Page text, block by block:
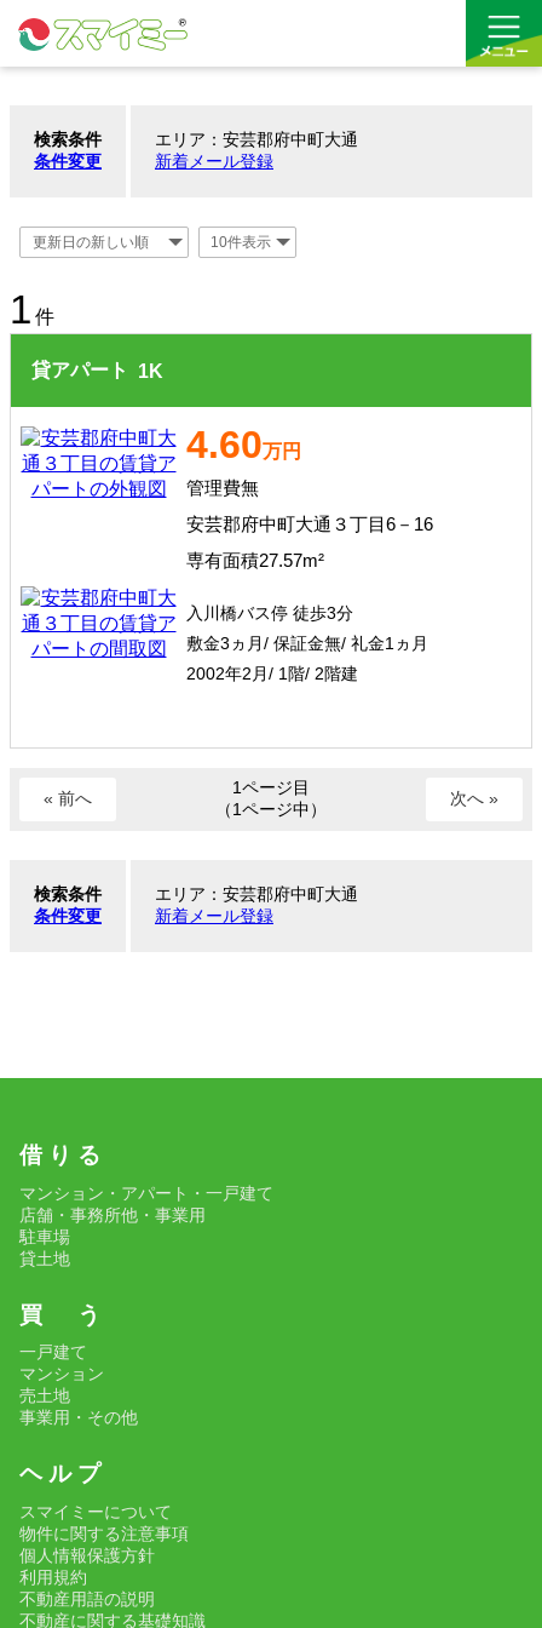
借りる
お気に入り
検索条件
条件変更
エリア：安芸郡府中町大通
新着メール登録
1 件
貸アパート 1K
4.60万円
管理費無
安芸郡府中町大通３丁目6－16
専有面積27.57m²
入川橋バス停 徒歩3分
敷金3ヵ月/ 保証金無/ 礼金1ヵ月
2002年2月/ 1階/ 2階建
« 前へ
1ページ目
（1ページ中）
次へ »
検索条件
条件変更
エリア：安芸郡府中町大通
新着メール登録
借 り る
マンション・アパート・一戸建て
店舗・事務所他・事業用
駐車場
貸土地
買 う
一戸建て
マンション
売土地
事業用・その他
ヘ ル プ
スマイミーについて
物件に関する注意事項
個人情報保護方針
利用規約
不動産用語の説明
不動産に関する基礎知識